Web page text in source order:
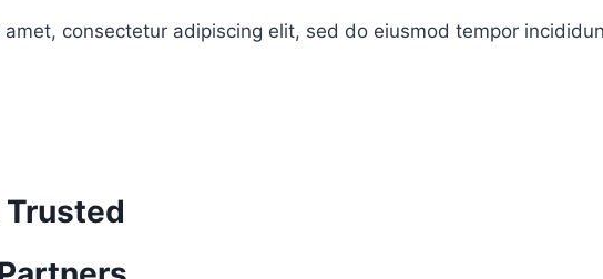
consectetur adipiscing elit, sed do eiusmod tempor